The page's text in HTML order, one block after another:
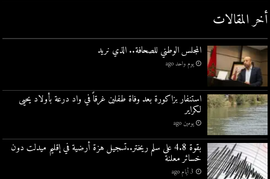
أخر المقالات
المجلس الوطني للصحافة.. الذي نريد
يوم واحد ago
استنفار بزاكورة بعد وفاة طفلين غرقاً في واد درعة بأولاد يحيى
لكراير
يومين ago
بقوة 4.8 على سلم ريختر..تسجيل هزة أرضية في إقليم ميدلت دون
خسائر معلنة
3 أيام ago